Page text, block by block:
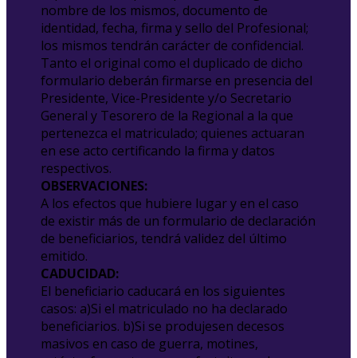
nombre de los mismos, documento de
identidad, fecha, firma y sello del Profesional;
los mismos tendrán carácter de confidencial.
Tanto el original como el duplicado de dicho
formulario deberán firmarse en presencia del
Presidente, Vice-Presidente y/o Secretario
General y Tesorero de la Regional a la que
pertenezca el matriculado; quienes actuaran
en ese acto certificando la firma y datos
respectivos.
OBSERVACIONES:
A los efectos que hubiere lugar y en el caso
de existir más de un formulario de declaración
de beneficiarios, tendrá validez del último
emitido.
CADUCIDAD:
El beneficiario caducará en los siguientes
casos: a)Si el matriculado no ha declarado
beneficiarios. b)Si se produjesen decesos
masivos en caso de guerra, motines,